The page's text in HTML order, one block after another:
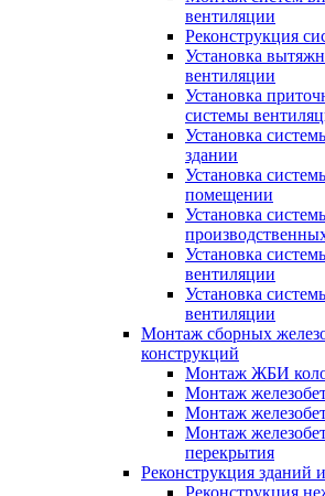
вентиляции
Реконструкция
Установка
вентиляции
Установка
системы
Установка
здании
Установка
помещении
Установка
Установка
вентиляции
Установка
вентиляции
Монтаж сборных
конструкций
Монтаж ЖБИ
Монтаж
Монтаж
Монтаж
перекрытия
Реконструкция зданий